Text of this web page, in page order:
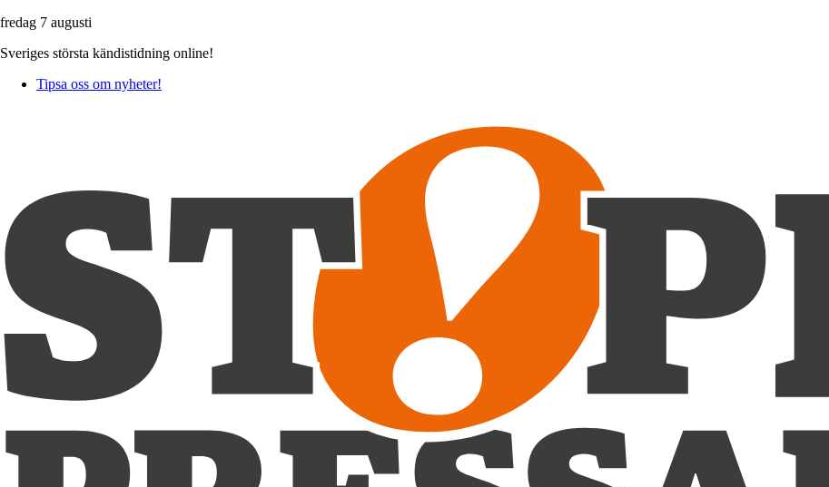
fredag 7 augusti
Sveriges största kändistidning online!
Tipsa oss om nyheter!